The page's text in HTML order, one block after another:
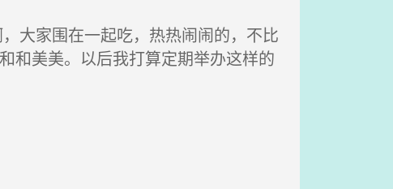
大家围在一起吃，热热闹闹的，不比
和美美。以后我打算定期举办这样的